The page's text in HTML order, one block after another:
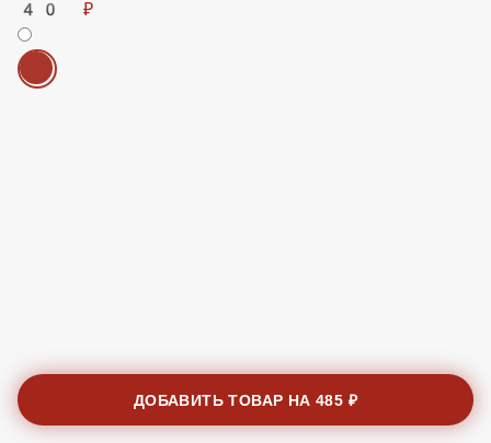
Имбирь 30 гр
40 ₽
ДОБАВИТЬ ТОВАР НА485 ₽